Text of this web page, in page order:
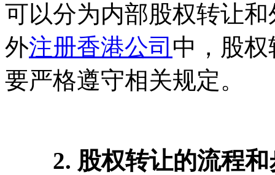
可以分为内部股权转让
外注册香港公司 中，股
要严格遵守相关规定。
2. 股权转让的流程和